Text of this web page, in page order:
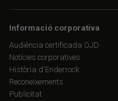
Informació corporativa
Audiència certificada OJD
Notícies corporatives
Història d'Enderrock
Reconeixements
Publicitat